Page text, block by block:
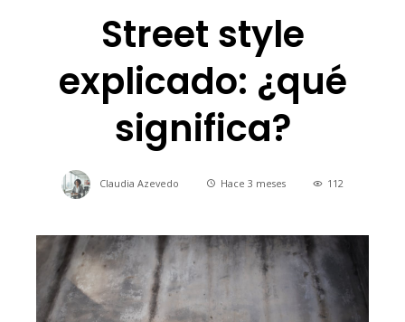
Street style
explicado: ¿qué
significa?
Claudia Azevedo Hace 3 meses 112